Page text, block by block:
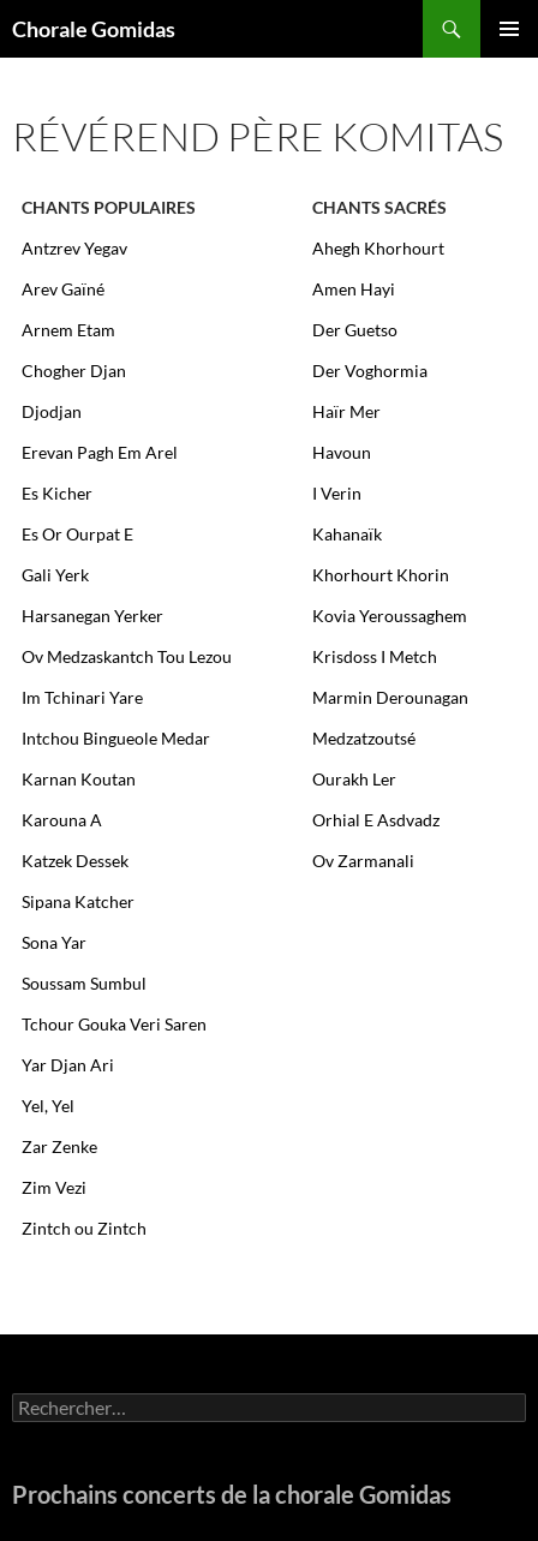
auChorale Gomidas
RÉVÉREND PÈRE KOMITAS
CHANTS POPULAIRES
CHANTS SACRÉS
Antzrev Yegav
Ahegh Khorhourt
Arev Gaïné
Amen Hayi
Arnem Etam
Der Guetso
Chogher Djan
Der Voghormia
Djodjan
Haïr Mer
Erevan Pagh Em Arel
Havoun
Es Kicher
I Verin
Es Or Ourpat E
Kahanaïk
Gali Yerk
Khorhourt Khorin
Harsanegan Yerker
Kovia Yeroussaghem
Ov Medzaskantch Tou Lezou
Krisdoss I Metch
Im Tchinari Yare
Marmin Derounagan
Intchou Bingueole Medar
Medzatzoutsé
Karnan Koutan
Ourakh Ler
Karouna A
Orhial E Asdvadz
Katzek Dessek
Ov Zarmanali
Sipana Katcher
Sona Yar
Soussam Sumbul
Tchour Gouka Veri Saren
Yar Djan Ari
Yel, Yel
Zar Zenke
Zim Vezi
Zintch ou Zintch
Rechercher :
Prochains concerts de la chorale Gomidas